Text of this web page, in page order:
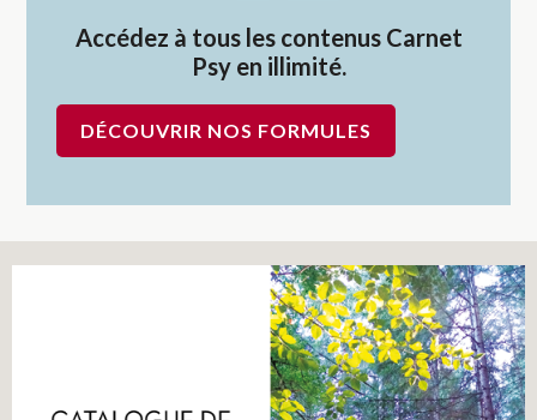
Accédez à tous les contenus Carnet
Psy en illimité.
DÉCOUVRIR NOS FORMULES